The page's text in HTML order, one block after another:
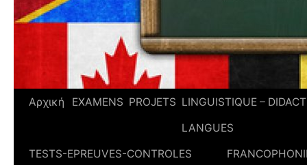
Αρχική EXAMENS PROJETS LINGUISTIQUE –
LANGUES
TESTS-EPREUVES-CONTROLES